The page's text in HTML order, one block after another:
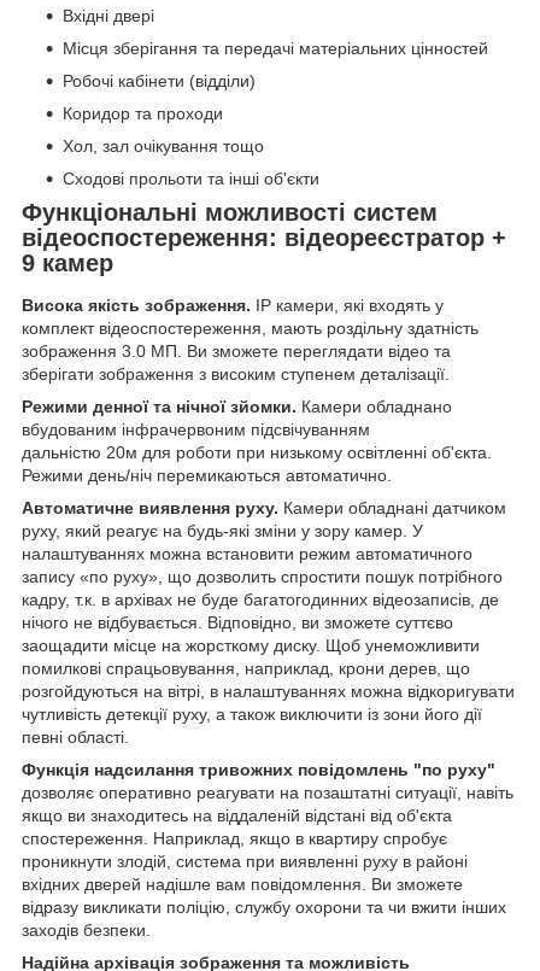
Вхідні двері
Місця зберігання та передачі матеріальних цінностей
Робочі кабінети (відділи)
Коридор та проходи
Хол, зал очікування тощо
Сходові прольоти та інші об'єкти
Функціональні можливості систем
відеоспостереження: відеореєстратор +
9 камер
Висока якість зображення. IP камери, які входять у
комплект відеоспостереження, мають роздільну здатність
зображення 3.0 МП. Ви зможете переглядати відео та
зберігати зображення з високим ступенем деталізації.
Режими денної та нічної зйомки. Камери обладнано
вбудованим інфрачервоним підсвічуванням
дальністю 20м для роботи при низькому освітленні об'єкта.
Режими день/ніч перемикаються автоматично.
Автоматичне виявлення руху. Камери обладнані датчиком
руху, який реагує на будь-які зміни у зору камер. У
налаштуваннях можна встановити режим автоматичного
запису «по руху», що дозволить спростити пошук потрібного
кадру, т.к. в архівах не буде багатогодинних відеозаписів, де
нічого не відбувається. Відповідно, ви зможете суттєво
заощадити місце на жорсткому диску. Щоб унеможливити
помилкові спрацьовування, наприклад, крони дерев, що
розгойдуються на вітрі, в налаштуваннях можна відкоригувати
чутливість детекції руху, а також виключити із зони його дії
певні області.
Функція надсилання тривожних повідомлень "по руху"
дозволяє оперативно реагувати на позаштатні ситуації, навіть
якщо ви знаходитесь на віддаленій відстані від об'єкта
спостереження. Наприклад, якщо в квартиру спробує
проникнути злодій, система при виявленні руху в районі
вхідних дверей надішле вам повідомлення. Ви зможете
відразу викликати поліцію, службу охорони та чи вжити інших
заходів безпеки.
Надійна архівація зображення та можливість